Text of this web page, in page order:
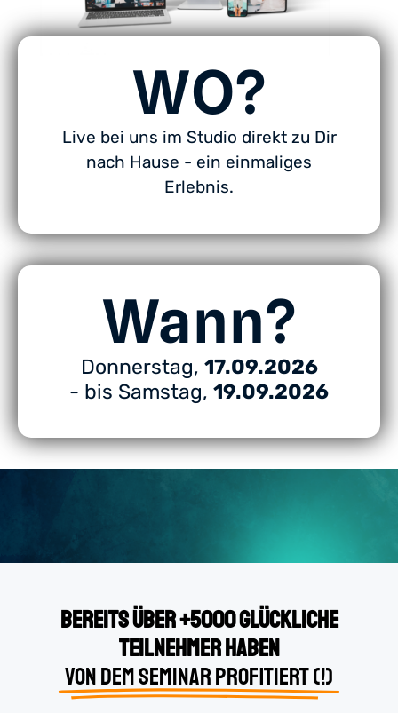
WO?
Live bei uns im Studio direkt zu Dir
nach Hause - ein einmaliges
Erlebnis.
Wann?
Donnerstag, 17.09.2026
- bis Samstag, 19.09.2026
Bereits über +5000 glückliche
Teilnehmer haben
von dem Seminar profitiert (!)